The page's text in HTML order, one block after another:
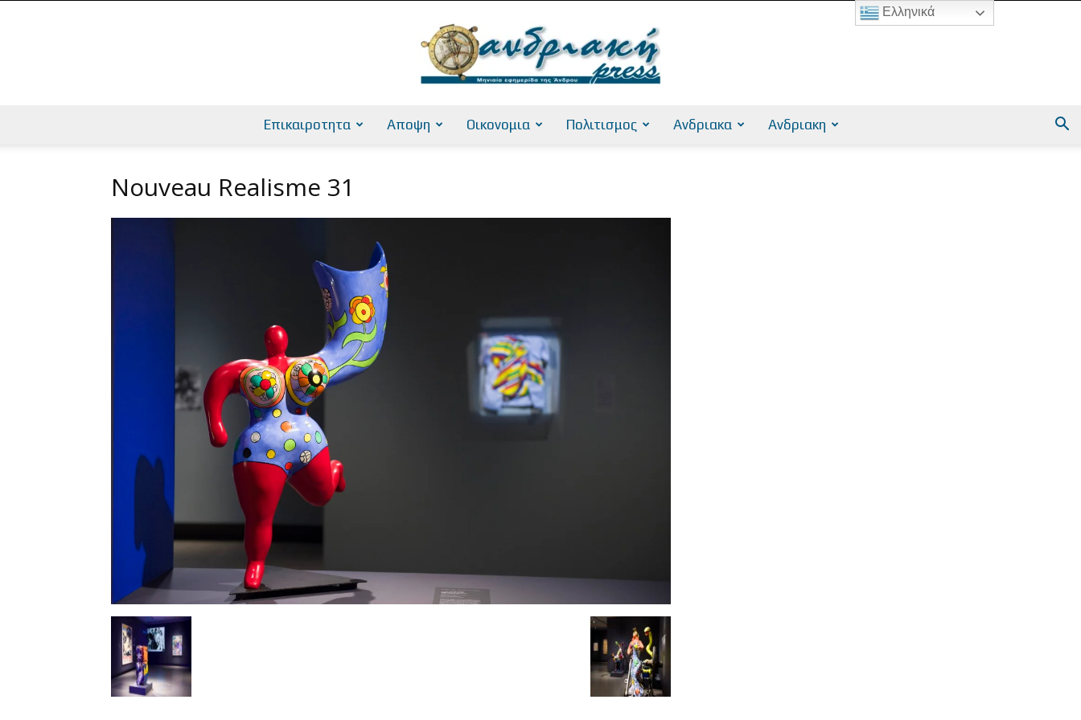
Επικαιροτητα Αποψη Οικονομια Πολιτισμος Ανδριακα Ανδριακη
Nouveau Realisme 31
Ελληνικά